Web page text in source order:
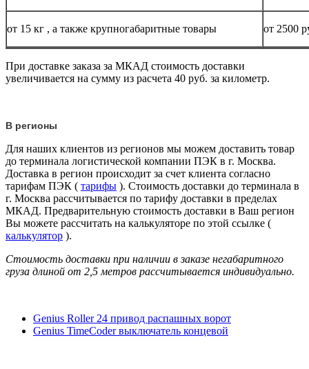
от 15 кг , а также крупногабаритные товары от 2500
При доставке заказа за МКАД стоимость доставки
увеличивается на сумму из расчета 40 руб. за километр.
В регионы
Для наших клиентов из регионов мы можем доставить товар
до терминала логистической компании ПЭК в г. Москва.
Доставка в регион происходит за счет клиента согласно
тарифам ПЭК ( тарифы ). Стоимость доставки до терминала в
г. Москва рассчитывается по тарифу доставки в пределах
МКАД. Предварительную стоимость доставки в Ваш регион
Вы можете рассчитать на калькуляторе по этой ссылке (
калькулятор ).
Стоимость доставки при наличии в заказе негабаритного
груза длиной от 2,5 метров рассчитывается индивидуально.
Genius Roller 24 привод распашных ворот
Genius TimeCoder выключатель концевой